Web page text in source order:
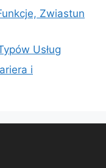
Zwiastun
Usług
i